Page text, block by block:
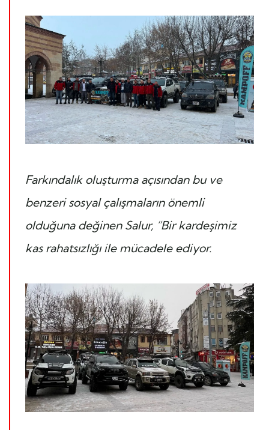
Farkındalık oluşturma açısından bu ve
benzeri sosyal çalışmaların önemli
olduğuna değinen Salur, “Bir kardeşimiz
kas rahatsızlığı ile mücadele ediyor.